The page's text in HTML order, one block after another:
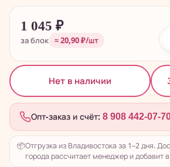
1 045 ₽
за блок ≈ 20,90 ₽/шт
Нет в наличии
Опт-заказ и счёт: 8 908 442-07-
📦Отгрузка из Владивостока за 1–2 дня.
города рассчитает менеджер и добавит